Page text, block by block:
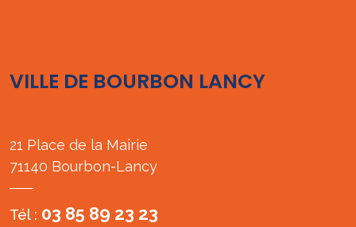
VILLE DE BOURBON LANCY
21 Place de la Mairie
71140 Bourbon-Lancy
Tél : 03 85 89 23 23